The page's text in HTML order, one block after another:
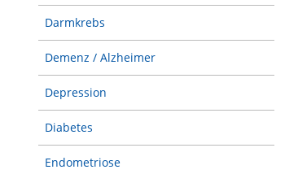
Darmkrebs
Demenz / Alzheimer
Depression
Diabetes
Endometriose